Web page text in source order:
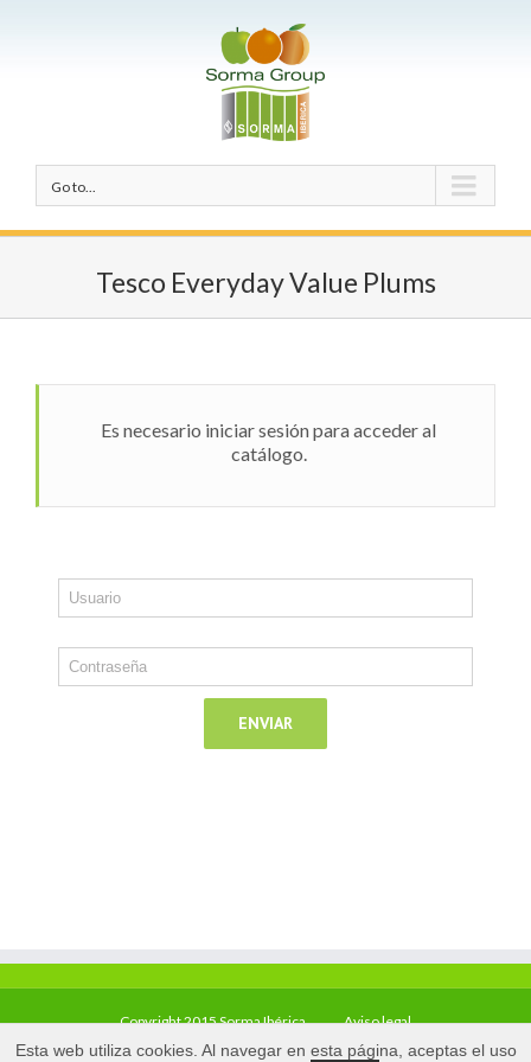
Go to...
Tesco Everyday Value Plums
Es necesario iniciar sesión para acceder al
catálogo.
Copyright 2015 Sorma Ibérica Aviso legal
Esta web utiliza cookies. Al navegar en esta página, aceptas el uso